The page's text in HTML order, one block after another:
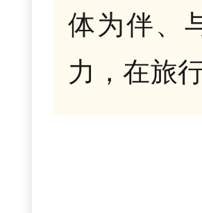
体为伴、
力，在旅